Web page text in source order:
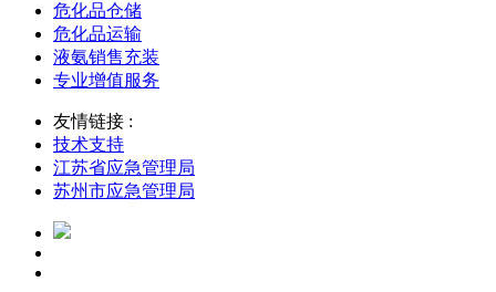
危化品仓储
危化品运输
液氨销售充装
专业增值服务
友情链接 :
技术支持
江苏省应急管理局
苏州市应急管理局